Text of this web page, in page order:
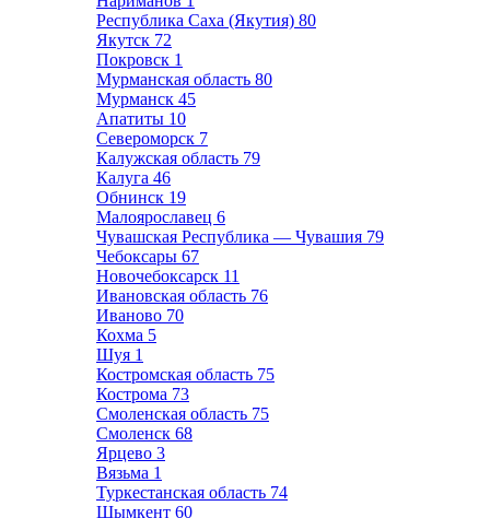
Республика Саха (Якутия) 80
Якутск 72
Покровск 1
Мурманская область 80
Мурманск 45
Апатиты 10
Североморск 7
Калужская область 79
Калуга 46
Обнинск 19
Малоярославец 6
Чувашская Республика — Чувашия 79
Чебоксары 67
Новочебоксарск 11
Ивановская область 76
Иваново 70
Кохма 5
Шуя 1
Костромская область 75
Кострома 73
Смоленская область 75
Смоленск 68
Ярцево 3
Вязьма 1
Туркестанская область 74
Шымкент 60